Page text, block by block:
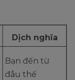
Dịch nghĩa
Bạn đến từ
đâu thế